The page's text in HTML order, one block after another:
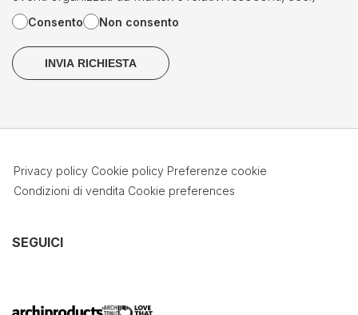
Consento Non consento
Privacy policy Cookie policy Preferenze cookie
Condizioni di vendita Cookie preferences
SEGUICI